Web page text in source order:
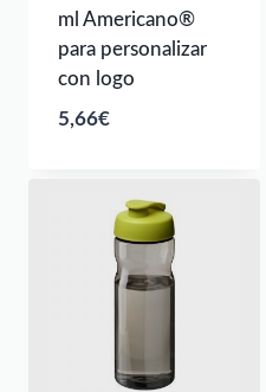
ml Americano®
para personalizar
con logo
5,66€